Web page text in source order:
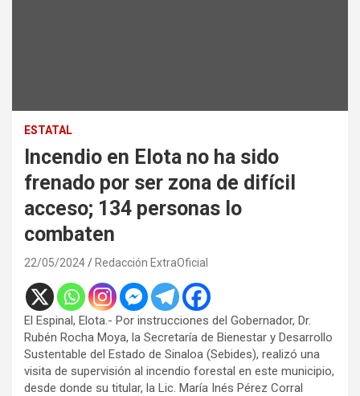
ESTATAL
Incendio en Elota no ha sido
frenado por ser zona de difícil
acceso; 134 personas lo
combaten
22/05/2024 Redacción ExtraOficial
El Espinal, Elota.- Por instrucciones del Gobernador, Dr.
Rubén Rocha Moya, la Secretaría de Bienestar y Desarrollo
Sustentable del Estado de Sinaloa (Sebides), realizó una
visita de supervisión al incendio forestal en este municipio,
desde donde su titular, la Lic. María Inés Pérez Corral